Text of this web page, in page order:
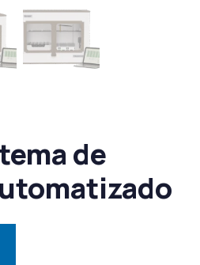
de